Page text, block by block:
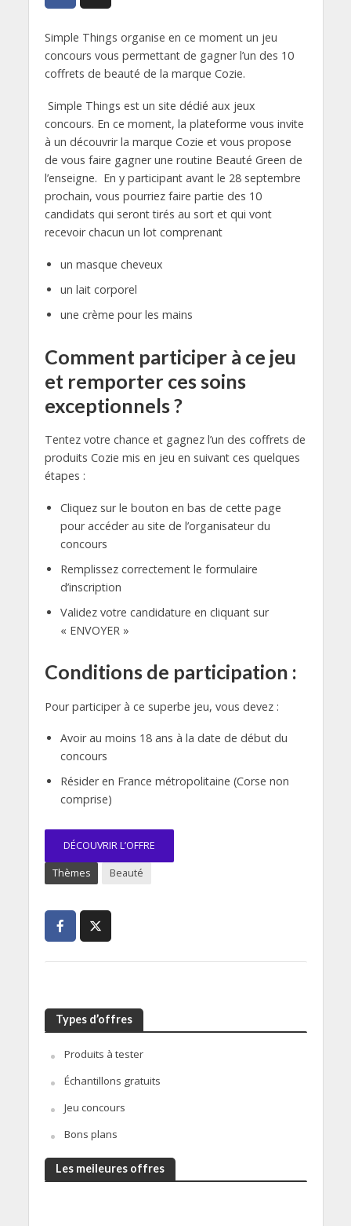
Simple Things organise en ce moment un jeu
concours vous permettant de gagner l’un des 10
coffrets de beauté de la marque Cozie.
Simple Things est un site dédié aux jeux
concours. En ce moment, la plateforme vous invite
à un découvrir la marque Cozie et vous propose
de vous faire gagner une routine Beauté Green de
l’enseigne. En y participant avant le 28 septembre
prochain, vous pourriez faire partie des 10
candidats qui seront tirés au sort et qui vont
recevoir chacun un lot comprenant
un masque cheveux
un lait corporel
une crème pour les mains
Comment participer à ce jeu
et remporter ces soins
exceptionnels ?
Tentez votre chance et gagnez l’un des coffrets de
produits Cozie mis en jeu en suivant ces quelques
étapes :
Cliquez sur le bouton en bas de cette page
pour accéder au site de l’organisateur du
concours
Remplissez correctement le formulaire
d’inscription
Validez votre candidature en cliquant sur
« ENVOYER »
Conditions de participation :
Pour participer à ce superbe jeu, vous devez :
Avoir au moins 18 ans à la date de début du
concours
Résider en France métropolitaine (Corse non
comprise)
DÉCOUVRIR L’OFFRE
Thèmes Beauté
Types d’offres
Produits à tester
Échantillons gratuits
Jeu concours
Bons plans
Les meileures offres